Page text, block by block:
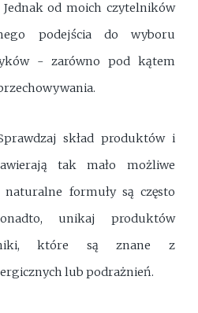
od moich czytelników
podejścia do wyboru
- zarówno pod kątem
skład produktów i
tak mało możliwe
naturalne formuły są często
unikaj produktów
które są znane z
lub podrażnień.